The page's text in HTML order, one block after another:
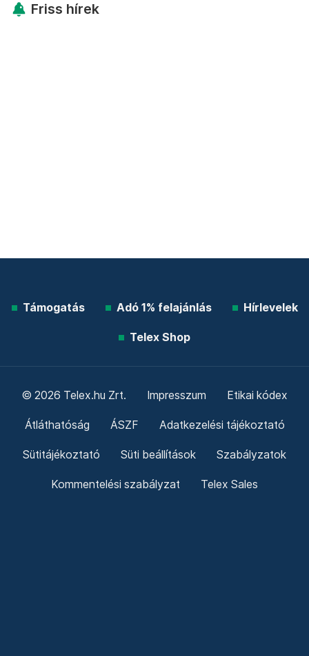
Friss hírek
Támogatás Adó 1% felajánlás Hírlevelek
Telex Shop
© 2026 Telex.hu Zrt. Impresszum Etikai kódex
Átláthatóság ÁSZF Adatkezelési tájékoztató
Sütitájékoztató Süti beállítások Szabályzatok
Kommentelési szabályzat Telex Sales